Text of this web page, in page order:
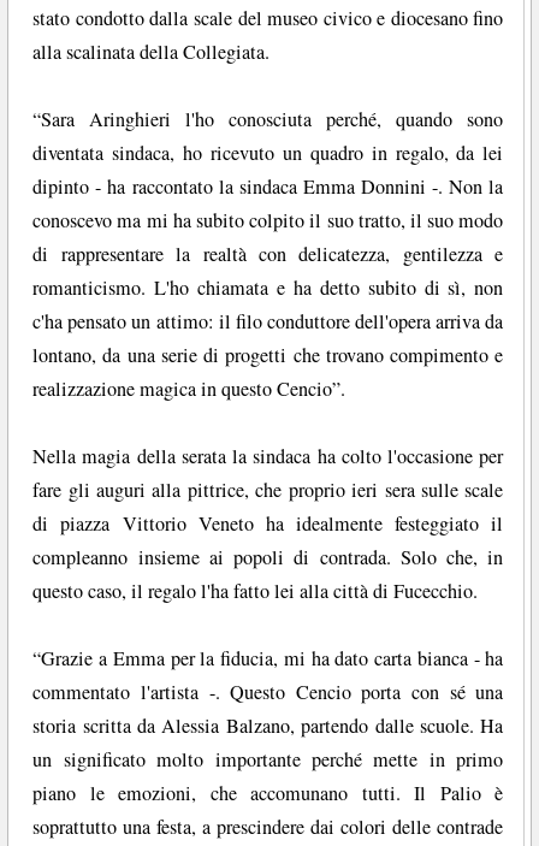
stato condotto dalla scale del museo civico e diocesano fino
alla scalinata della Collegiata.
“Sara Aringhieri l'ho conosciuta perché, quando sono
diventata sindaca, ho ricevuto un quadro in regalo, da lei
dipinto - ha raccontato la sindaca Emma Donnini -. Non la
conoscevo ma mi ha subito colpito il suo tratto, il suo modo
di rappresentare la realtà con delicatezza, gentilezza e
romanticismo. L'ho chiamata e ha detto subito di sì, non
c'ha pensato un attimo: il filo conduttore dell'opera arriva da
lontano, da una serie di progetti che trovano compimento e
realizzazione magica in questo Cencio”.
Nella magia della serata la sindaca ha colto l'occasione per
fare gli auguri alla pittrice, che proprio ieri sera sulle scale
di piazza Vittorio Veneto ha idealmente festeggiato il
compleanno insieme ai popoli di contrada. Solo che, in
questo caso, il regalo l'ha fatto lei alla città di Fucecchio.
“Grazie a Emma per la fiducia, mi ha dato carta bianca - ha
commentato l'artista -. Questo Cencio porta con sé una
storia scritta da Alessia Balzano, partendo dalle scuole. Ha
un significato molto importante perché mette in primo
piano le emozioni, che accomunano tutti. Il Palio è
soprattutto una festa, a prescindere dai colori delle contrade